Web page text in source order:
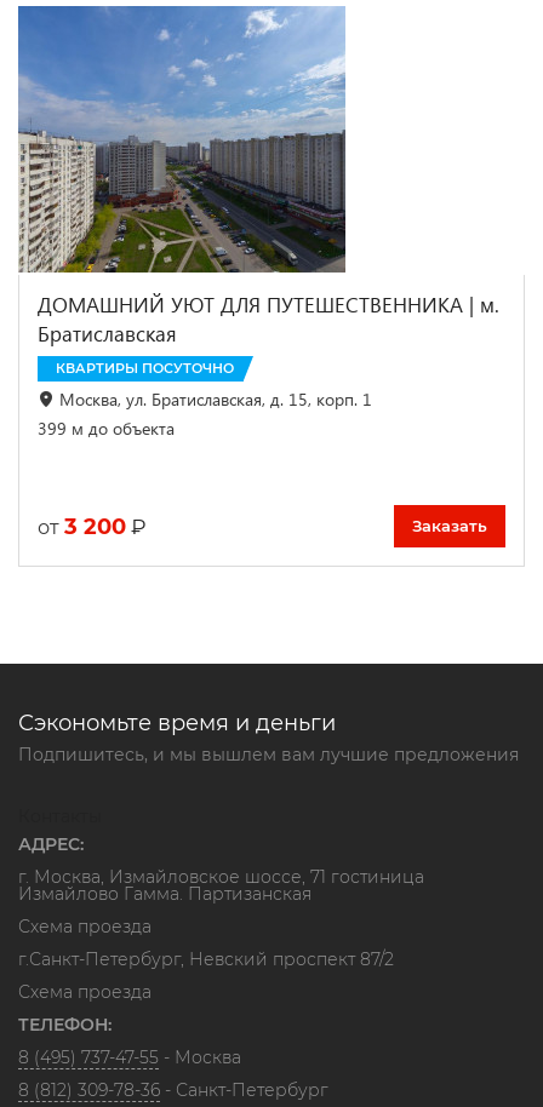
ДОМАШНИЙ УЮТ ДЛЯ ПУТЕШЕСТВЕННИКА | м.
Братиславская
КВАРТИРЫ ПОСУТОЧНО
Москва, ул. Братиславская, д. 15, корп. 1
399 м до объекта
от 3 200 ₽ Заказать
Сэкономьте время и деньги
Подпишитесь, и мы вышлем вам лучшие предложения
АДРЕС:
г. Москва, Измайловское шоссе, 71 гостиница
Измайлово Гамма. Партизанская
Схема проезда
г.Санкт-Петербург, Невский проспект 87/2
Схема проезда
ТЕЛЕФОН:
8 (495) 737-47-55 - Москва
8 (812) 309-78-36 - Санкт-Петербург